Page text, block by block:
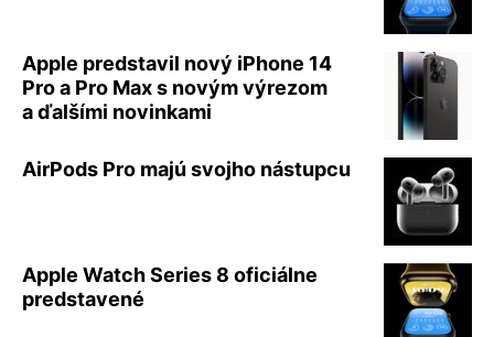
Apple predstavil nový iPhone 14
Pro a Pro Max s novým výrezom
a ďalšími novinkami
AirPods Pro majú svojho nástupcu
Apple Watch Series 8 oficiálne
predstavené